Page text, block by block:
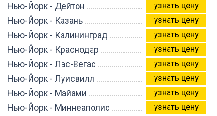
Нью-Йорк - Дейтон узнать цену
Нью-Йорк - Казань узнать цену
Нью-Йорк - Калининград узнать цену
Нью-Йорк - Краснодар узнать цену
Нью-Йорк - Лас-Вегас узнать цену
Нью-Йорк - Луисвилл узнать цену
Нью-Йорк - Майами узнать цену
Нью-Йорк - Миннеаполис узнать цену